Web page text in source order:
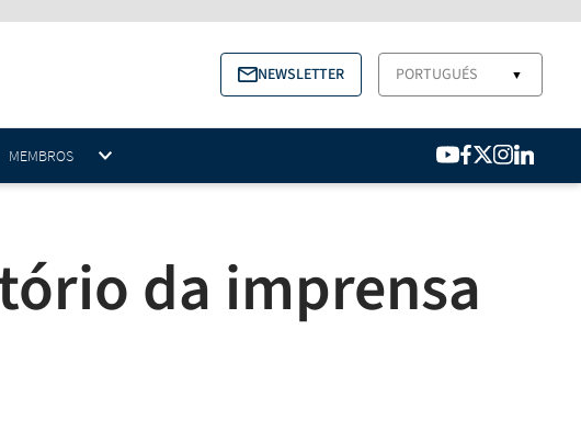
NEWSLETTER PORTUGUÉS ▼
MEMBROS
da imprensa